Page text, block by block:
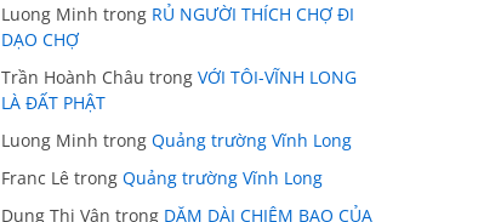
Luong Minh trong RỦ NGƯỜI THÍCH CHỢ ĐI
DẠO CHỢ
Trần Hoành Châu trong VỚI TÔI-VĨNH LONG
LÀ ĐẤT PHẬT
Luong Minh trong Quảng trường Vĩnh Long
Franc Lê trong Quảng trường Vĩnh Long
Dung Thị Vân trong DẶM DÀI CHIÊM BAO CỦA